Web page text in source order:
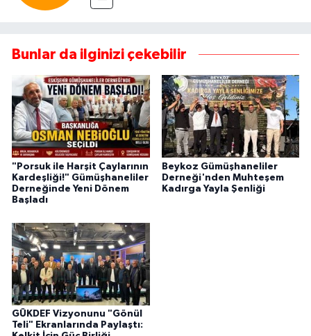
Bunlar da ilginizi çekebilir
"Porsuk ile Harşit Çaylarının
Kardeşliği!" Gümüşhaneliler
Derneğinde Yeni Dönem
Başladı
Beykoz Gümüşhaneliler
Derneği'nden Muhteşem
Kadırga Yayla Şenliği
GÜKDEF Vizyonunu "Gönül
Teli" Ekranlarında Paylaştı: